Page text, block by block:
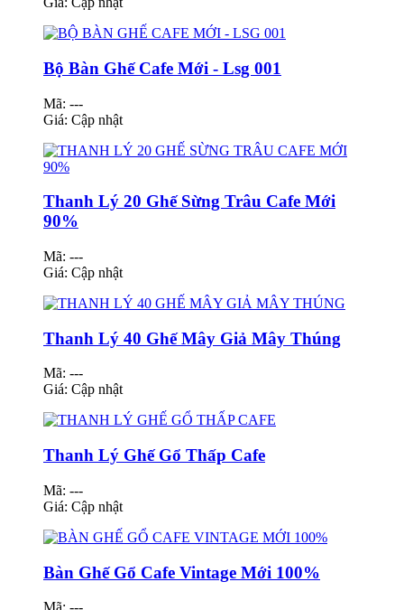
Bộ Bàn Ghế Cafe Mới - Lsg 001
Mã: ---
Giá: Cập nhật
Thanh Lý 20 Ghế Sừng Trâu Cafe Mới
90%
Mã: ---
Giá: Cập nhật
Thanh Lý 40 Ghế Mây Giả Mây Thúng
Mã: ---
Giá: Cập nhật
Thanh Lý Ghế Gổ Thấp Cafe
Mã: ---
Giá: Cập nhật
Bàn Ghế Gổ Cafe Vintage Mới 100%